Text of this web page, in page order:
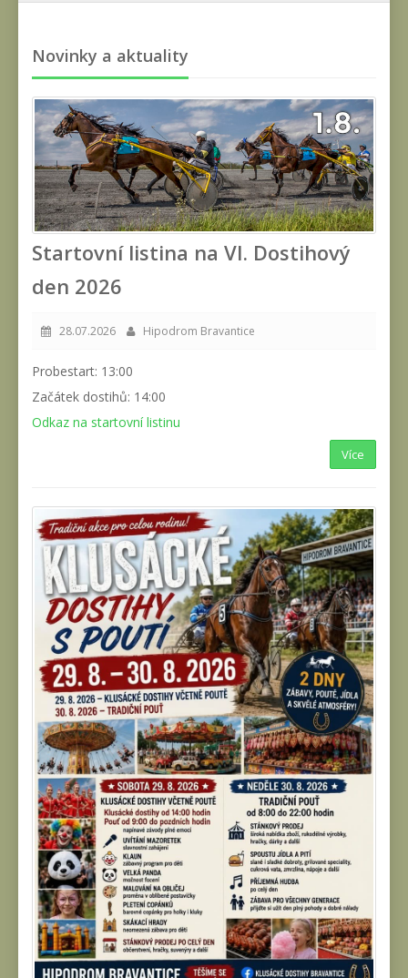
Novinky a aktuality
Startovní listina na VI. Dostihový
den 2026
28.07.2026 Hipodrom Bravantice
Probestart: 13:00
Začátek dostihů: 14:00
Odkaz na startovní listinu
Více